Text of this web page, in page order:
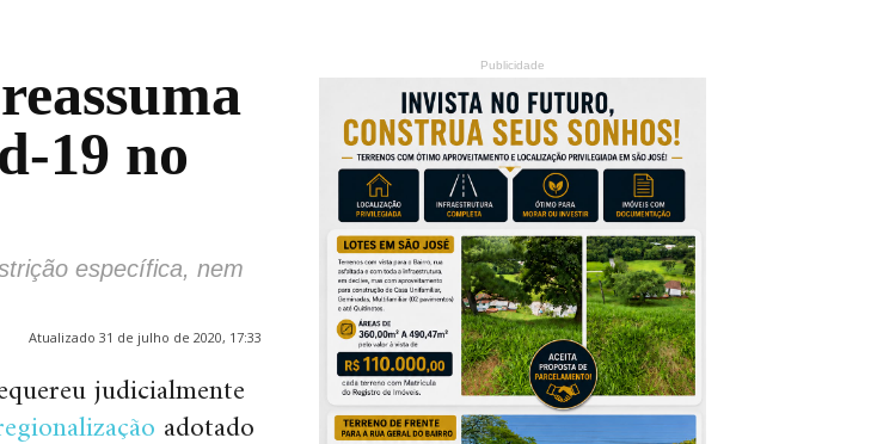
19 no
específica, nem
Atualizado 31 de julho de 2020, 17:33
judicialmente
adotado
Publicidade